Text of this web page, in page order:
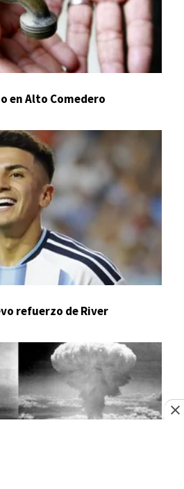
en Alto Comedero
refuerzo de River